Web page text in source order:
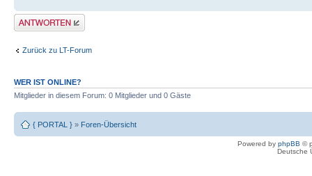
Antwort erstellen
Zurück zu LT-Forum
WER IST ONLINE?
Mitglieder in diesem Forum: 0 Mitglieder und 0 Gäste
{ PORTAL } » Foren-Übersicht
Powered by phpBB ©
Deutsche